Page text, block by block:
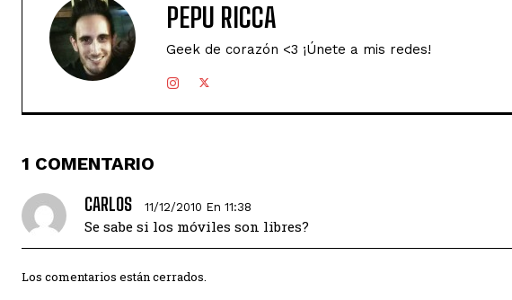
PEPU RICCA
Geek de corazón <3 ¡Únete a mis redes!
1 COMENTARIO
CARLOS
11/12/2010 En 11:38
Se sabe si los móviles son libres?
Los comentarios están cerrados.